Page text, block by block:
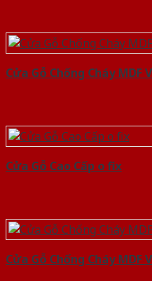
Cửa Gỗ Chống Cháy MDF
Cửa Gỗ Cao Cấp o fix
Cửa Gỗ Chống Cháy MDF